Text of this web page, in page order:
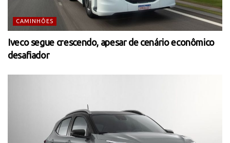
CAMINHÕES
Iveco segue crescendo, apesar de cenário econômico
desafiador